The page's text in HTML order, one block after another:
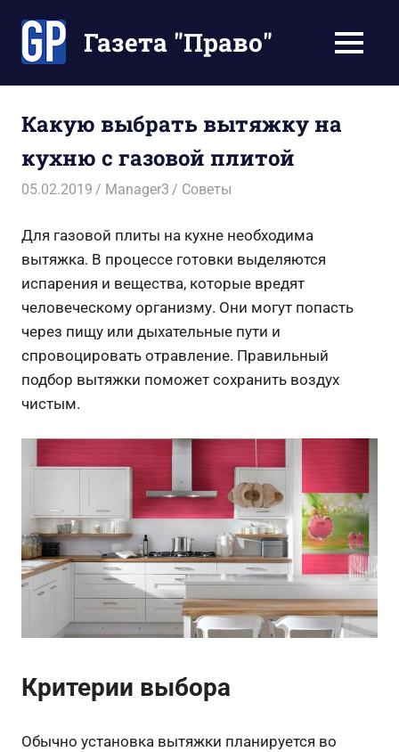
содержимомуГазета "Право"
экономят
Ваше
время
МЕНЮ
Какую выбрать вытяжку на
кухню с газовой плитой
05.02.2019 Manager3 Советы
Для газовой плиты на кухне необходима
вытяжка. В процессе готовки выделяются
испарения и вещества, которые вредят
человеческому организму. Они могут попасть
через пищу или дыхательные пути и
спровоцировать отравление. Правильный
подбор вытяжки поможет сохранить воздух
чистым.
Критерии выбора
Обычно установка вытяжки планируется во